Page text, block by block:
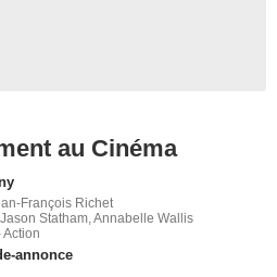
au Cinéma
François Richet
Statham, Annabelle Wallis
Action
annonce